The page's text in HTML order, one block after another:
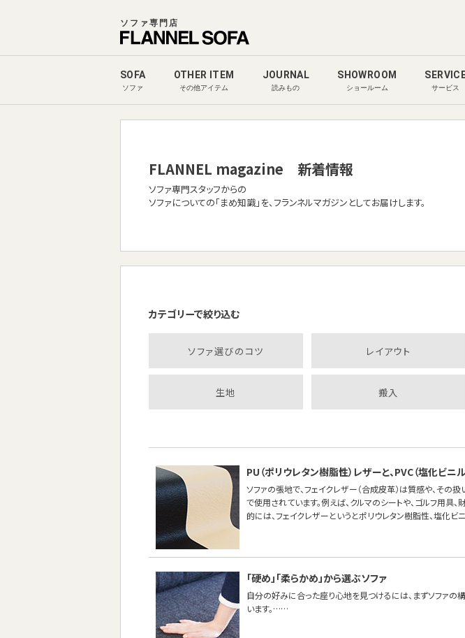
ソファ専門店
SOFA
ソファ
OTHER ITEM
その他アイテム
JOURNAL
読みもの
SHOWROOM
ショールーム サービス
FLANNEL magazine 新着情報
ソファ専門スタッフからの
ソファについての「まめ知識」を、フランネルマガジンとしてお届けします。
カテゴリーで絞り込む
ソファ選びのコツ レイアウト
生地 搬入
PU（ポリウレタン樹脂性）レザーと、PVC（塩化ビ
ソファの張地で、フェイクレザー（合成皮革）は質感や、そ
で使用されています。例えば、クルマのシートや、ゴルフ用
的には、フェイクレザーというとポリウレタン樹脂性、塩化
「硬め」「柔らかめ」から選ぶソファ
自分の好みに合った座り心地を見つけるには、まずソファ
います。……